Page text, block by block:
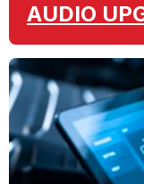
AUDIO